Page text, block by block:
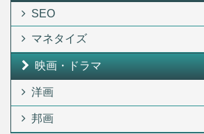
SEO
マネタイズ
映画・ドラマ
洋画
邦画